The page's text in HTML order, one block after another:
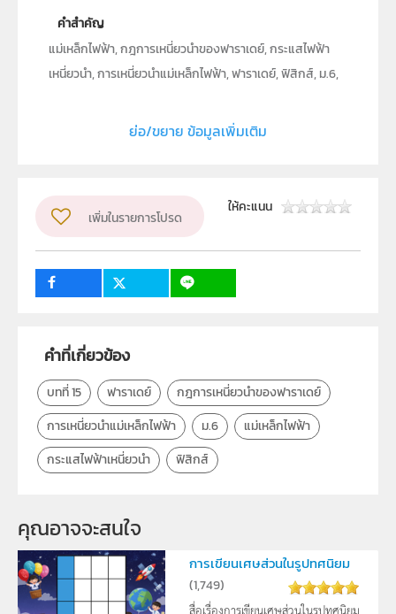
คำสำคัญ
แม่เหล็กไฟฟ้า, กฎการเหนี่ยวนำของฟาราเดย์, กระแสไฟฟ้า
เหนี่ยวนำ, การเหนี่ยวนำแม่เหล็กไฟฟ้า, ฟาราเดย์, ฟิสิกส์, ม.6,
สถาบันส่งเสริมการสอนวิทยาศาสตร์และเทคโนโลยี (สสวท.)
สาขาฟิสิกส์และวิทยาศาสตร์โลก
วิชา
ย่อ/ขยาย ข้อมูลเพิ่มเติม
เพิ่มในรายการโปรด
ให้คะแนน
คำที่เกี่ยวข้อง
บทที่ 15 ฟาราเดย์
กฎการเหนี่ยวนำของฟาราเดย์
การเหนี่ยวนำแม่เหล็กไฟฟ้า
ม.6
แม่เหล็กไฟฟ้า
กระแสไฟฟ้าเหนี่ยวนำ
ฟิสิกส์
คุณอาจจะสนใจ
การเขียนเศษส่วนในรูปทศนิยม
(1,749)
สื่อเรื่องการเขียนเศษส่วนในรูปทศนิยม